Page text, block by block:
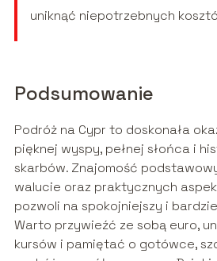
uniknąć niepotrzebnych
Podsumowanie
Podróż na Cypr to doskonała
pięknej wyspy, pełnej słońca i
skarbów. Znajomość
walucie oraz praktycznych
pozwoli na spokojniejszy i
Warto przywieźć ze sobą euro,
kursów i pamiętać o gotówce,